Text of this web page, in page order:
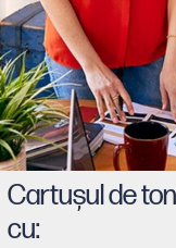
Cartuşul de
cu: